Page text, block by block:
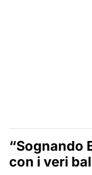
“Sognando
con i veri